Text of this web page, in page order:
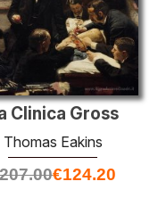
Clinica Gross
Thomas Eakins
207.00€124.20